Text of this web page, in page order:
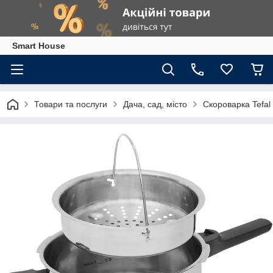
Smart House
Товари та послуги Дача, сад, місто Скороварка